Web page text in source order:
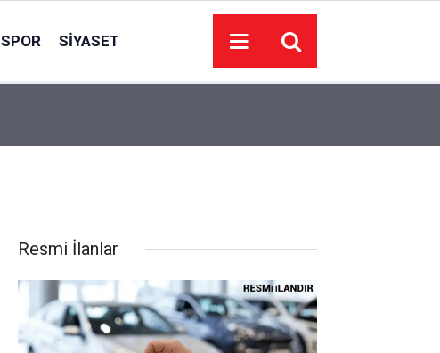
SPOR SIYASET
Resmi İlanlar